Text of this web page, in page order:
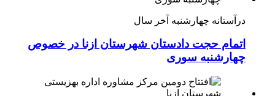
درآستانه چهارشنبه آخر سال
اتمام حجت دادستان شهرستان ازنا در خصوص
چهارشنبه ‌سوری